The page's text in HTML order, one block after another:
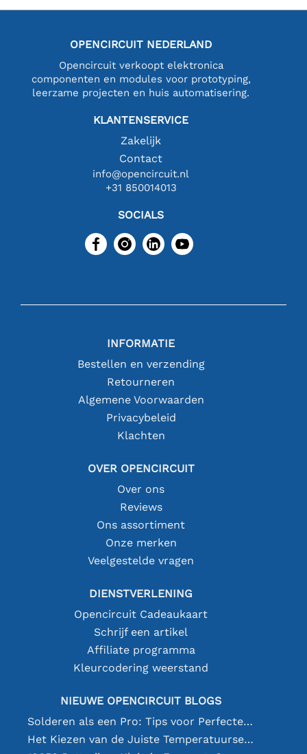
OPENCIRCUIT NEDERLAND
Opencircuit verkoopt elektronica
componenten en modules voor prototyping,
leerzame projecten en huis automatisering.
KLANTENSERVICE
Zakelijk
Contact
info@opencircuit.nl
+31 850014013
SOCIALS
INFORMATIE
Bestellen en verzending
Retourneren
Algemene Voorwaarden
Privacybeleid
Klachten
OVER OPENCIRCUIT
Over ons
Reviews
Ons assortiment
Onze merken
Veelgestelde vragen
DIENSTVERLENING
Opencircuit Cadeaukaart
Schrijf een artikel
Affiliate programma
Kleurcodering weerstand
NIEUWE OPENCIRCUIT BLOGS
Solderen als een Pro: Tips voor Perfecte Elektronische Verbindingen
Het Kiezen van de Juiste Temperatuursensor [youtube]